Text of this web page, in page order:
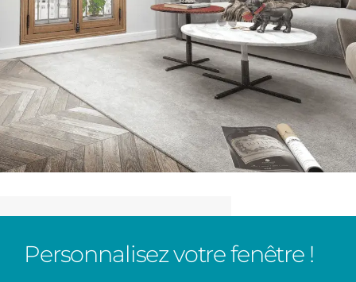
Personnalisez votre fenêtre !